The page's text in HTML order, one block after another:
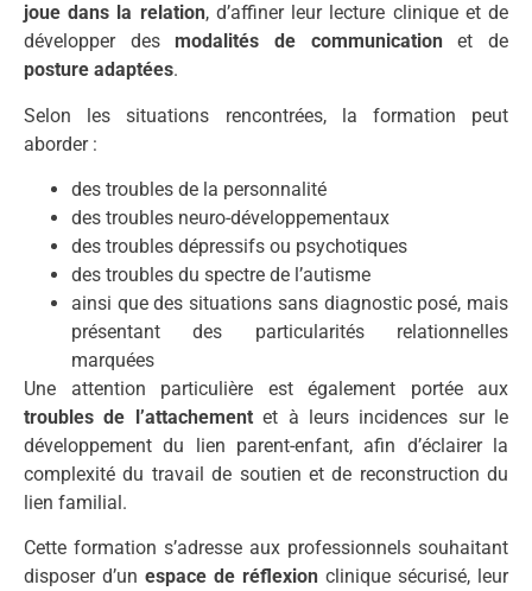
joue dans la relation, d’affiner leur lecture clinique et de
développer desmodalités de communicationet de
posture adaptées.
Selon les situations rencontrées, la formation peut
aborder :
des troubles de la personnalité
des troubles neuro-développementaux
des troubles dépressifs ou psychotiques
des troubles du spectre de l’autisme
ainsi que des situations sans diagnostic posé, mais
présentant des particularités relationnelles
marquées
Une attention particulière est également portée aux
troubles de l’attachementet à leurs incidences sur le
développement du lien parent-enfant, afin d’éclairer la
complexité du travail de soutien et de reconstruction du
lien familial.
Cette formation s’adresse aux professionnels souhaitant
disposer d’un espace de réflexion clinique sécurisé, leur